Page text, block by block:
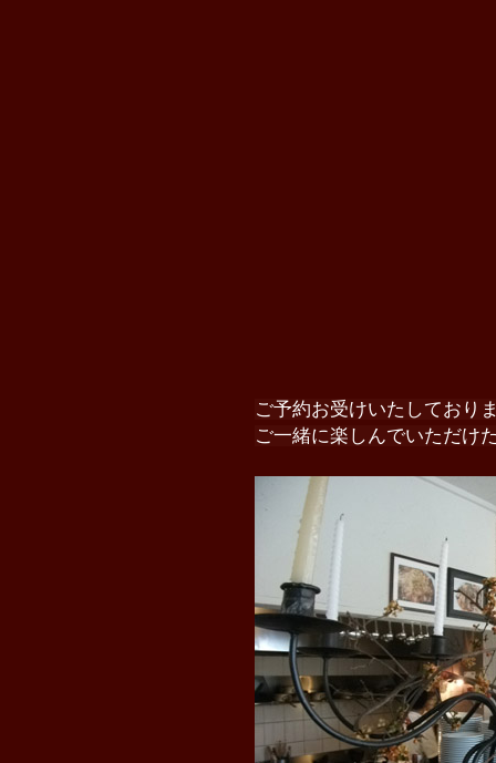
ご予約お受けいたしており
ご一緒に楽しんでいただけ